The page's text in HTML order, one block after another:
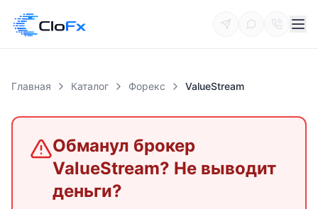
Главная Каталог Форекс ValueStream
Обманул брокер
ValueStream? Не выводит
деньги?